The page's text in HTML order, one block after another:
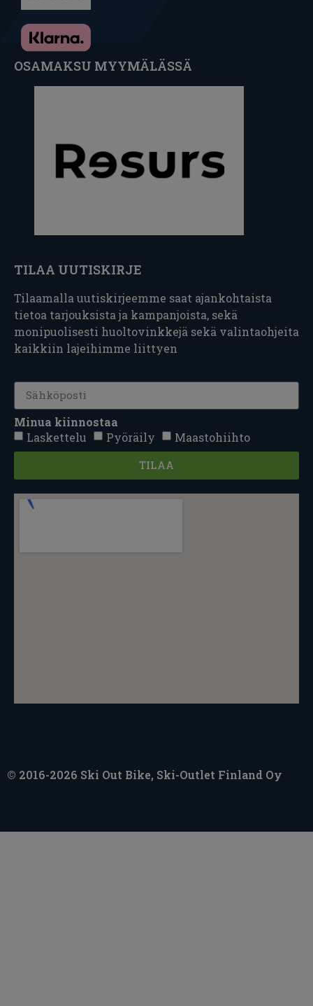
OSAMAKSU MYYMÄLÄSSÄ
TILAA UUTISKIRJE
Tilaamalla uutiskirjeemme saat ajankohtaista
tietoa tarjouksista ja kampanjoista, sekä
monipuolisesti huoltovinkkejä sekä valintaohjeita
kaikkiin lajeihimme liittyen
Minua kiinnostaa
Laskettelu
Pyöräily Maastohiihto
TILAA
© 2016-2026 Ski Out Bike, Ski-Outlet Finland Oy